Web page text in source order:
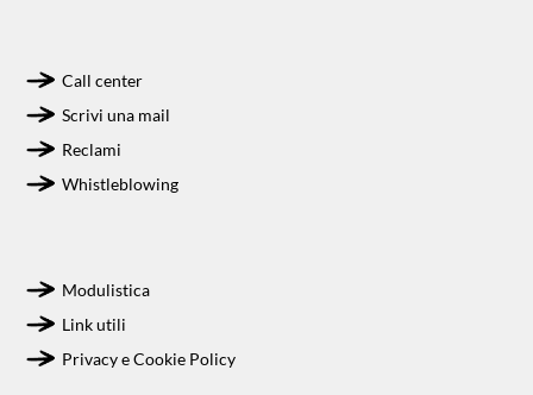
Call center
Scrivi una mail
Reclami
Whistleblowing
Modulistica
Link utili
Privacy e Cookie Policy